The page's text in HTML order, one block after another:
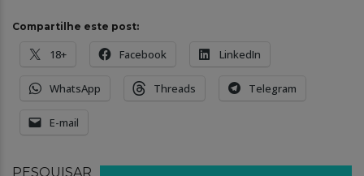
Compartilhe este post:
18+ Facebook LinkedIn
WhatsApp Threads Telegram
E-mail
PESQUISAR